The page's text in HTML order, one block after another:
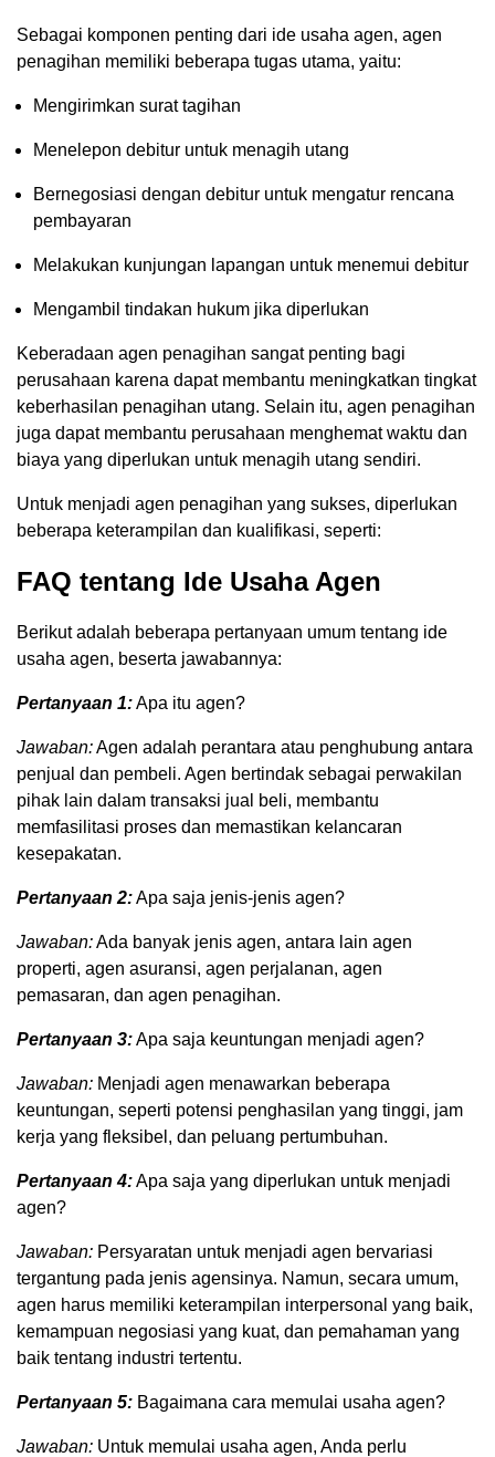
Sebagai komponen penting dari ide usaha agen, agen
penagihan memiliki beberapa tugas utama, yaitu:
Mengirimkan surat tagihan
Menelepon debitur untuk menagih utang
Bernegosiasi dengan debitur untuk mengatur rencana
pembayaran
Melakukan kunjungan lapangan untuk menemui debitur
Mengambil tindakan hukum jika diperlukan
Keberadaan agen penagihan sangat penting bagi
perusahaan karena dapat membantu meningkatkan tingkat
keberhasilan penagihan utang. Selain itu, agen penagihan
juga dapat membantu perusahaan menghemat waktu dan
biaya yang diperlukan untuk menagih utang sendiri.
Untuk menjadi agen penagihan yang sukses, diperlukan
beberapa keterampilan dan kualifikasi, seperti:
FAQ tentang Ide Usaha Agen
Berikut adalah beberapa pertanyaan umum tentang ide
usaha agen, beserta jawabannya:
Pertanyaan 1:Apa itu agen?
Jawaban:Agen adalah perantara atau penghubung antara
penjual dan pembeli. Agen bertindak sebagai perwakilan
pihak lain dalam transaksi jual beli, membantu
memfasilitasi proses dan memastikan kelancaran
kesepakatan.
Pertanyaan 2:Apa saja jenis-jenis agen?
Jawaban:Ada banyak jenis agen, antara lain agen
properti, agen asuransi, agen perjalanan, agen
pemasaran, dan agen penagihan.
Pertanyaan 3:Apa saja keuntungan menjadi agen?
Jawaban: Menjadi agen menawarkan beberapa
keuntungan, seperti potensi penghasilan yang tinggi, jam
kerja yang fleksibel, dan peluang pertumbuhan.
Pertanyaan 4:Apa saja yang diperlukan untuk menjadi
agen?
Jawaban: Persyaratan untuk menjadi agen bervariasi
tergantung pada jenis agensinya. Namun, secara umum,
agen harus memiliki keterampilan interpersonal yang baik,
kemampuan negosiasi yang kuat, dan pemahaman yang
baik tentang industri tertentu.
Pertanyaan 5: Bagaimana cara memulai usaha agen?
Jawaban: Untuk memulai usaha agen, Anda perlu